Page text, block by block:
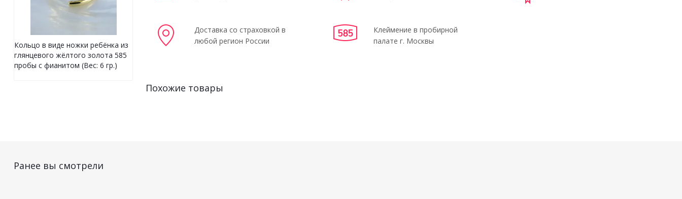
Доставка со страховкой в
любой регион России
Клеймение в пробирной
палате г. Москвы
Похожие товары
Кольцо в виде ножки ребёнка из
глянцевого жёлтого золота 585
пробы с фианитом (Вес: 6 гр.)
Ранее вы смотрели